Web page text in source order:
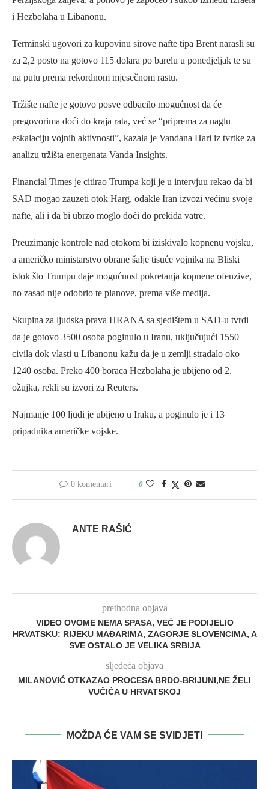
i Hezbolaha u Libanonu.
Terminski ugovori za kupovinu sirove nafte tipa Brent narasli su
za 2,2 posto na gotovo 115 dolara po barelu u ponedjeljak te su
na putu prema rekordnom mjesečnom rastu.
Tržište nafte je gotovo posve odbacilo mogućnost da će
pregovorima doći do kraja rata, već se “priprema za naglu
eskalaciju vojnih aktivnosti”, kazala je Vandana Hari iz tvrtke za
analizu tržišta energenata Vanda Insights.
Financial Times je citirao Trumpa koji je u intervjuu rekao da bi
SAD mogao zauzeti otok Harg, odakle Iran izvozi većinu svoje
nafte, ali i da bi ubrzo moglo doći do prekida vatre.
Preuzimanje kontrole nad otokom bi iziskivalo kopnenu vojsku,
a američko ministarstvo obrane šalje tisuće vojnika na Bliski
istok što Trumpu daje mogućnost pokretanja kopnene ofenzive,
no zasad nije odobrio te planove, prema više medija.
Skupina za ljudska prava HRANA sa sjedištem u SAD-u tvrdi
da je gotovo 3500 osoba poginulo u Iranu, uključujući 1550
civila dok vlasti u Libanonu kažu da je u zemlji stradalo oko
1240 osoba. Preko 400 boraca Hezbolaha je ubijeno od 2.
ožujka, rekli su izvori za Reuters.
Najmanje 100 ljudi je ubijeno u Iraku, a poginulo je i 13
pripadnika američke vojske.
0 komentari 0
ANTE RAŠIĆ
prethodna objava
VIDEO OVOME NEMA SPASA, VEĆ JE PODIJELIO
HRVATSKU: RIJEKU MAĐARIMA, ZAGORJE SLOVENCIMA, A
SVE OSTALO JE VELIKA SRBIJA
sljedeća objava
MILANOVIĆ OTKAZAO PROCESA BRDO-BRIJUNI,NE ŽELI
VUČIĆA U HRVATSKOJ
MOŽDA ĆE VAM SE SVIDJETI